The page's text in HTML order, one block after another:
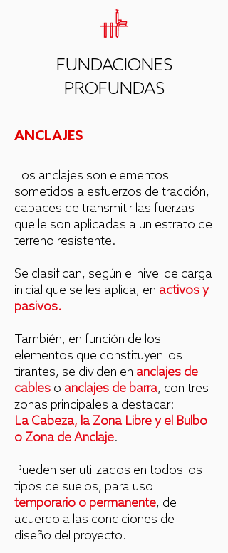
FUNDACIONES
PROFUNDAS
ANCLAJES
Los anclajes son elementos
sometidos a esfuerzos de tracción,
capaces de transmitir las fuerzas
que le son aplicadas a un estrato de
terreno resistente.
Se clasifican, según el nivel de carga
inicial que se les aplica, en activos y
pasivos.
También, en función de los
elementos que constituyen los
tirantes, se dividen en anclajes de
cables o anclajes de barra, con tres
zonas principales a destacar:
La Cabeza, la Zona Libre y el Bulbo
o Zona de Anclaje.
Pueden ser utilizados en todos los
tipos de suelos, para uso
temporario o permanente, de
acuerdo a las condiciones de
diseño del proyecto.